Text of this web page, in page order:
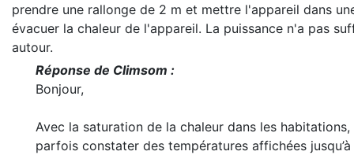
prendre une rallonge de 2 m et mettre l'appareil dans
évacuer la chaleur de l'appareil. La puissance n'a pas
autour.
Réponse de Climsom :
Bonjour,
Avec la saturation de la chaleur dans les
parfois constater des températures affichées